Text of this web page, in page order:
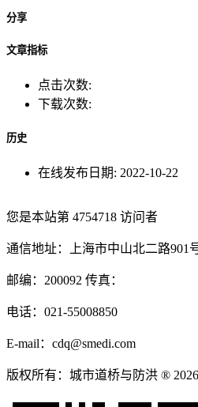
分享
文章指标
点击次数:
下载次数:
历史
在线发布日期: 2022-10-22
您是本站第 4754718 访问者
通信地址：上海市中山北二路901
邮编：200092 传真：
电话：021-55008850
E-mail：cdq@smedi.com
版权所有：城市道桥与防洪 ®